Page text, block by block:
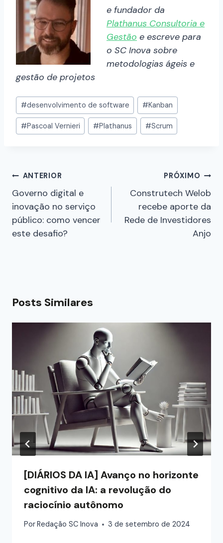
e fundador da
Plathanus Consultoria e
Gestão e escreve para
o SC Inova sobre
metodologias ágeis e
gestão de projetos
#desenvolvimento de software #Kanban
#Pascoal Vernieri #Plathanus #Scrum
ANTERIOR
Governo digital e
inovação no serviço
público: como vencer
este desafio?
PRÓXIMO
Construtech Welob
recebe aporte da
Rede de Investidores
Anjo
Posts Similares
[DIÁRIOS DA IA] Avanço no horizonte
cognitivo da IA: a revolução do
raciocínio autônomo
Por Redação SC Inova 3 de setembro de 2024